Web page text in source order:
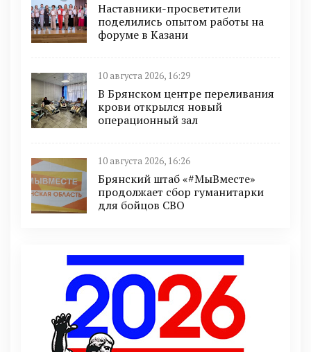
Наставники-просветители
поделились опытом работы на
форуме в Казани
10 августа 2026, 16:29
В Брянском центре переливания
крови открылся новый
операционный зал
10 августа 2026, 16:26
Брянский штаб «#МыВместе»
продолжает сбор гуманитарки
для бойцов СВО